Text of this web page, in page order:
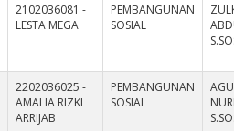
2102036081 -
LESTA MEGA
PEMBANGUNAN
SOSIAL
2202036025 -
AMALIA RIZKI
ARRIJAB
PEMBANGUNAN
SOSIAL